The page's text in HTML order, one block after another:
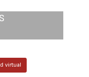
virtual